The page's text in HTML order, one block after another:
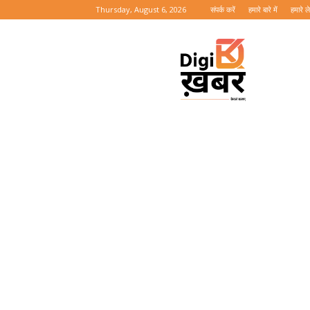
Thursday, August 6, 2026 संपर्क करें हमारे बारे में हमारे
Digi
Khabar